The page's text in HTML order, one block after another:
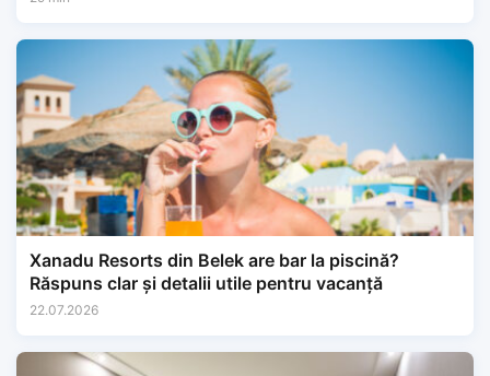
Xanadu Resorts din Belek are bar la piscină?
Răspuns clar și detalii utile pentru vacanță
22.07.2026